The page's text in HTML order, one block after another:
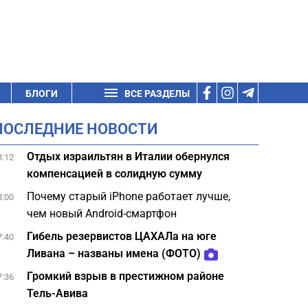
БЛОГИ ВСЕ РАЗДЕЛЫ
НОВОСТИ
Отдых израильтян в Италии обернулся
компенсацией в солидную сумму
Почему старый iPhone работает лучше,
чем новый Android-смартфон
Гибель резервистов ЦАХАЛа на юге
Ливана – названы имена (ФОТО)
Громкий взрыв в престижном районе
Тель-Авива